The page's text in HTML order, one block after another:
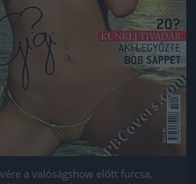
a valóságshow előtt furcsa,